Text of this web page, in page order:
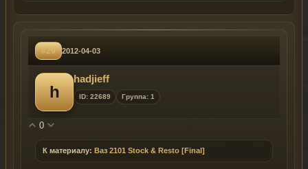
#29 2012-04-03
h
hadjieff
ID: 22689 Группа: 1
0
К материалу: Ваз 2101 Stock & Resto [Final]